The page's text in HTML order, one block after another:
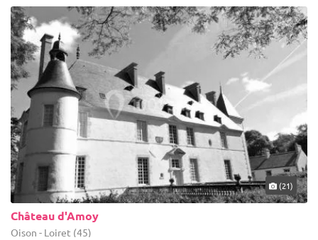
(21)
Château d'Amoy
Oison - Loiret (45)